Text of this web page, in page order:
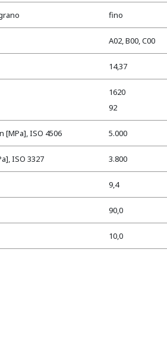
fino
A02, B00, C00
14,37
1620
92
[MPa], ISO 4506 5.000
ISO 3327 3.800
9,4
90,0
10,0